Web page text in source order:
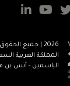
2026 | جميع الحقوق محفوظة
المملكة العربية
الياسمين - أنس بن